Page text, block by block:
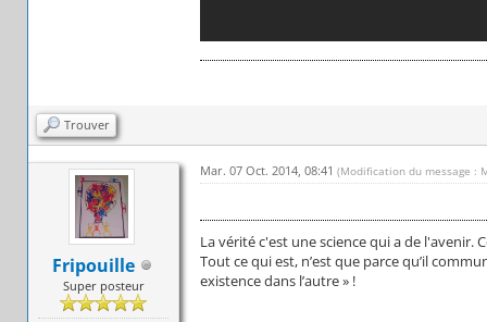
Trouver
Fripouille
Super posteur
Mar. 07 Oct. 2014, 08:41 (Modification du message :
La vérité c'est une science qui a de l'avenir.
Tout ce qui est, n’est que parce qu’il
existence dans l’autre » !